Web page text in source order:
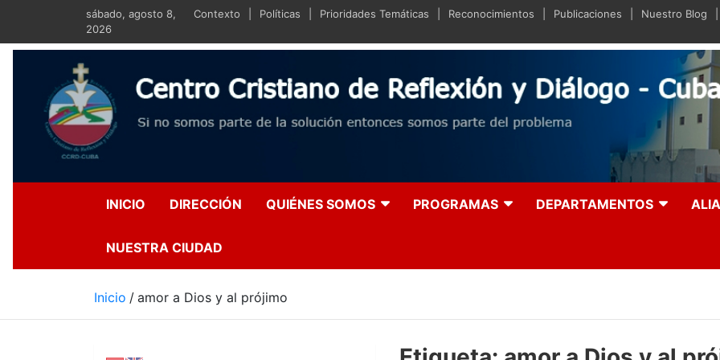
contenido
sábado, agosto 8,
2026
Contexto Políticas Prioridades Temáticas Reconocimientos Publicaciones Nuestro Blog
Centro Cristiano de Reflexión y
Si no somos parte de la solución entonces somos parte del problema
INICIO DIRECCIÓN QUIÉNES SOMOS PROGRAMAS DEPARTAMENTOS
NUESTRA CIUDAD
Inicio amor a Dios y al prójimo